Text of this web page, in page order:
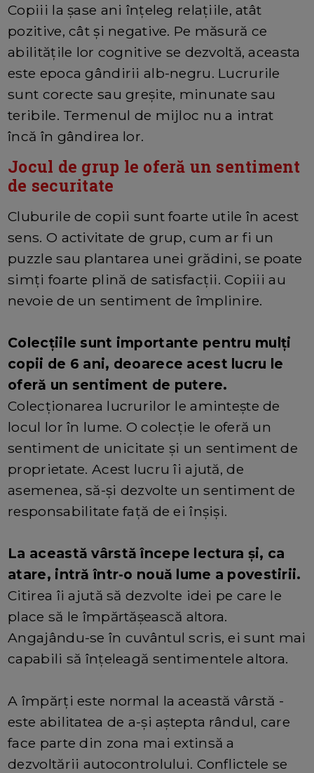
Copiii la șase ani înțeleg relațiile, atât
pozitive, cât și negative. Pe măsură ce
abilitățile lor cognitive se dezvoltă, aceasta
este epoca gândirii alb-negru. Lucrurile
sunt corecte sau greșite, minunate sau
teribile. Termenul de mijloc nu a intrat
încă în gândirea lor.
Jocul de grup le oferă un sentiment
de securitate
Cluburile de copii sunt foarte utile în acest
sens. O activitate de grup, cum ar fi un
puzzle sau plantarea unei grădini, se poate
simți foarte plină de satisfacții. Copiii au
nevoie de un sentiment de împlinire.
Colecțiile sunt importante pentru mulți
copii de 6 ani, deoarece acest lucru le
oferă un sentiment de putere.
Colecționarea lucrurilor le amintește de
locul lor în lume. O colecție le oferă un
sentiment de unicitate și un sentiment de
proprietate. Acest lucru îi ajută, de
asemenea, să-și dezvolte un sentiment de
responsabilitate față de ei înșiși.
La această vârstă începe lectura și, ca
atare, intră într-o nouă lume a povestirii.
Citirea îi ajută să dezvolte idei pe care le
place să le împărtășească altora.
Angajându-se în cuvântul scris, ei sunt mai
capabili să înțeleagă sentimentele altora.
A împărți este normal la această vârstă -
este abilitatea de a-și aștepta rândul, care
face parte din zona mai extinsă a
dezvoltării autocontrolului. Conflictele se